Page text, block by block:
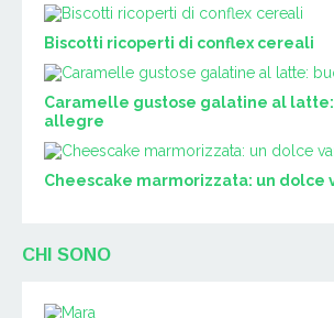
Biscotti ricoperti di conflex cereali
Caramelle gustose galatine al
allegre
Cheescake marmorizzata: un dolce
CHI SONO